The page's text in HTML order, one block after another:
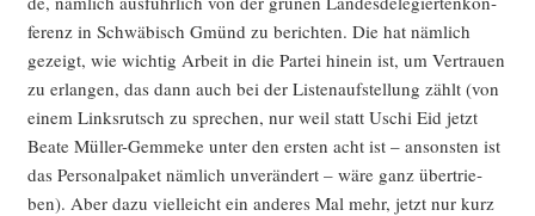
fe­renz in Schwä­bisch Gmünd zu berich­ten. Die hat näm­lich
gezeigt, wie wich­tig Arbeit in die Par­tei hin­ein ist, um Ver­trau­en
zu erlan­gen, das dann auch bei der Lis­ten­auf­stel­lung zählt (von
einem Links­rutsch zu spre­chen, nur weil statt Uschi Eid jetzt
Bea­te Mül­ler-Gem­me­ke unter den ers­ten acht ist – ansons­ten ist
das Per­so­nal­pa­ket näm­lich unver­än­dert – wäre ganz über­trie­
ben). Aber dazu viel­leicht ein ande­res Mal mehr, jetzt nur kurz